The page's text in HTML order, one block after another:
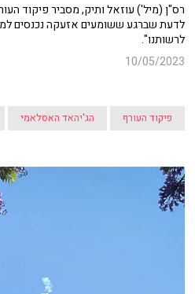
רס"ן (מיל') עוזאל ותיק, מסביר פיקוד
לדעת שברגע ששומעים אזעקה נכנסים
לרשותנו".
10/05/2023
פיקוד העורף הג'יהאד האסלאמי